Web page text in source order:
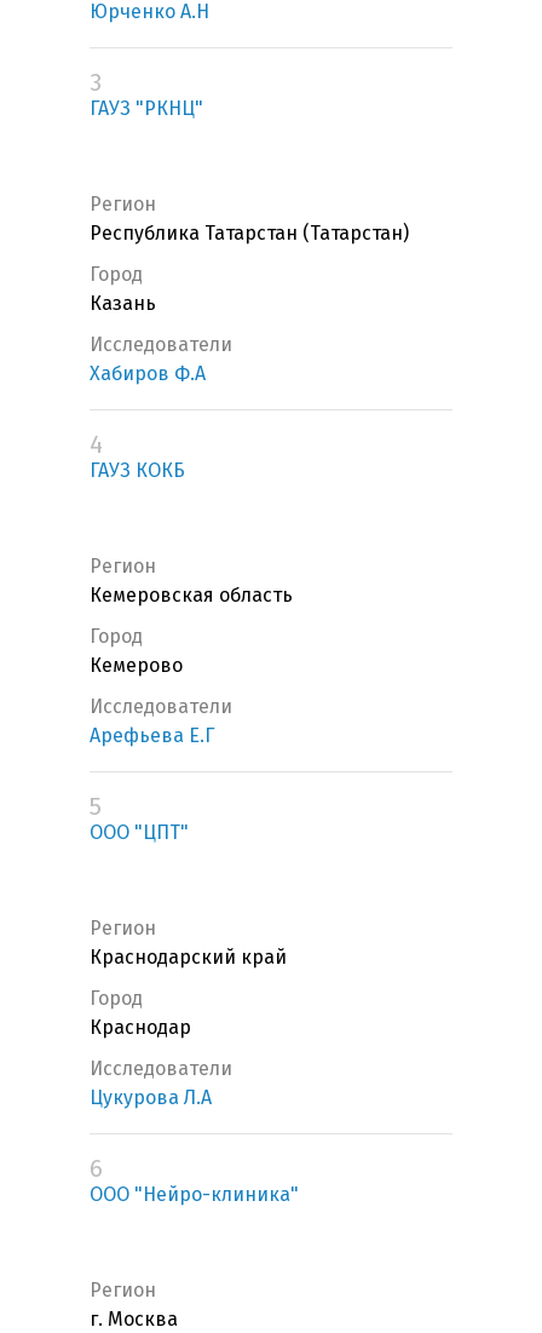
Юрченко А.Н
3
ГАУЗ "РКНЦ"
Регион
Республика Татарстан (Татарстан)
Город
Казань
Исследователи
Хабиров Ф.А
4
ГАУЗ КОКБ
Регион
Кемеровская область
Город
Кемерово
Исследователи
Арефьева Е.Г
5
ООО "ЦПТ"
Регион
Краснодарский край
Город
Краснодар
Исследователи
Цукурова Л.А
6
ООО "Нейро-клиника"
Регион
г. Москва